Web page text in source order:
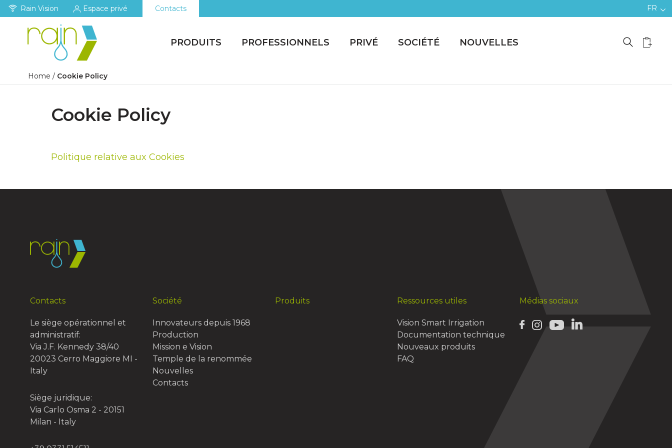
Rain Vision Espace privé Contacts FR
PRODUITS PROFESSIONNELS PRIVÉ SOCIÉTÉ NOUVELLES
Home / Cookie Policy
Cookie Policy
Politique relative aux Cookies
Contacts
Le siège opérationnel et
administratif:
Via J.F. Kennedy 38/40
20023 Cerro Maggiore MI -
Italy
Siège juridique:
Via Carlo Osma 2 - 20151
Milan - Italy
Société
Innovateurs depuis 1968
Production
Mission e Vision
Temple de la renommée
Nouvelles
Contacts
Produits Ressources utiles
Vision Smart Irrigation
Documentation technique
Nouveaux produits
FAQ
Médias sociaux